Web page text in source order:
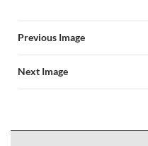
Previous Image
Next Image